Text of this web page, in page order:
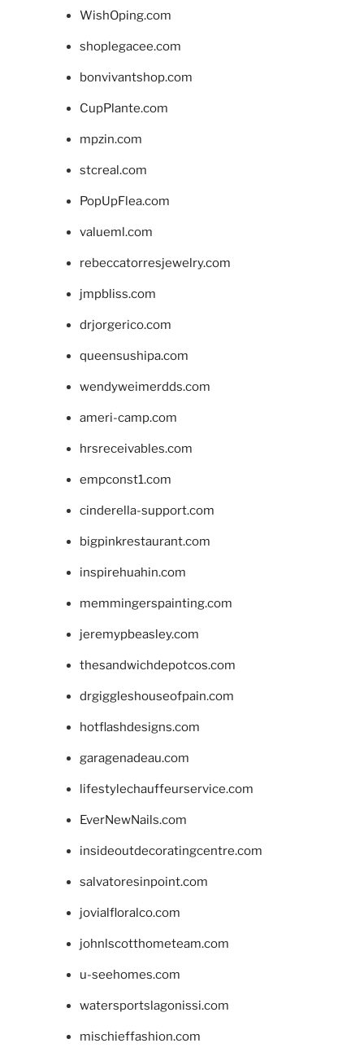
WishOping.com
shoplegacee.com
bonvivantshop.com
CupPlante.com
mpzin.com
stcreal.com
PopUpFlea.com
valueml.com
rebeccatorresjewelry.com
jmpbliss.com
drjorgerico.com
queensushipa.com
wendyweimerdds.com
ameri-camp.com
hrsreceivables.com
empconst1.com
cinderella-support.com
bigpinkrestaurant.com
inspirehuahin.com
memmingerspainting.com
jeremypbeasley.com
thesandwichdepotcos.com
drgiggleshouseofpain.com
hotflashdesigns.com
garagenadeau.com
lifestylechauffeurservice.com
EverNewNails.com
insideoutdecoratingcentre.com
salvatoresinpoint.com
jovialfloralco.com
johnlscotthometeam.com
u-seehomes.com
watersportslagonissi.com
mischieffashion.com